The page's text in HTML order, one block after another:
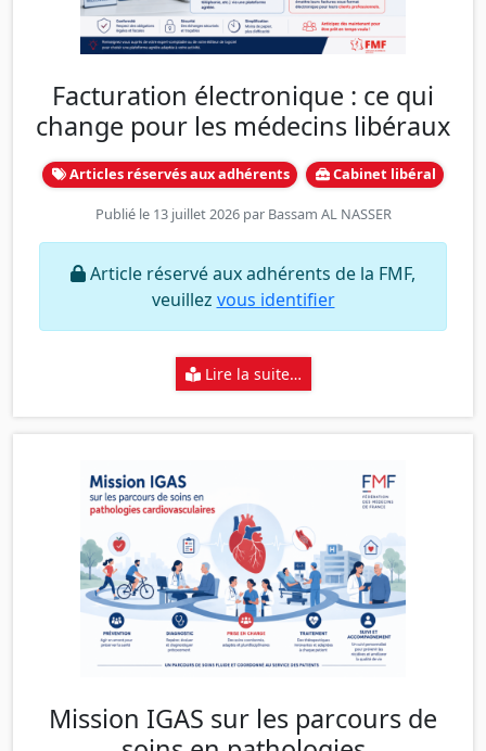
Facturation électronique : ce qui
change pour les médecins libéraux
Articles réservés aux adhérents Cabinet libéral
Publié le 13 juillet 2026 par Bassam AL NASSER
Article réservé aux adhérents de la FMF,
veuillez vous identifier
Lire la suite…
Mission IGAS sur les parcours de